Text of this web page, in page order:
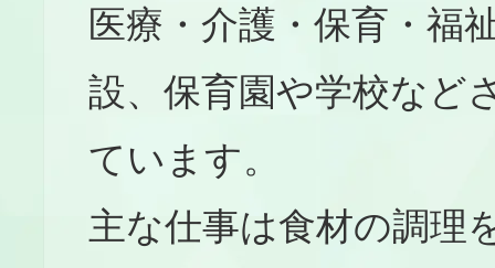
医療・介護・保育・福
設、保育園や学校など
ています。
主な仕事は食材の調理